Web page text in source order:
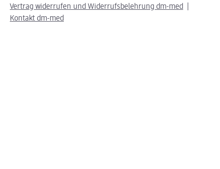
Vertrag widerrufen und Widerrufsbelehrung dm-med
Kontakt dm-med